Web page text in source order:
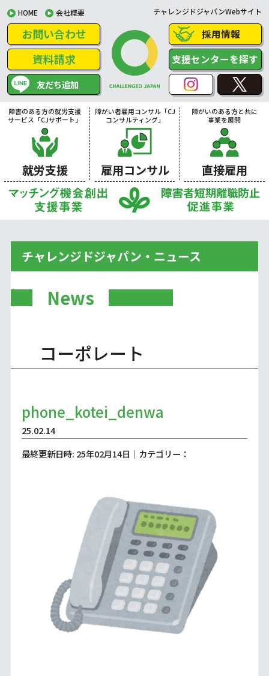
HOME 会社概要 チャレンジドジャパンWebサイト
お問い合わせ
資料請求
友だち追加
採用情報
支援センターを探す
障害のある方の就労支援
サービス「CJサポート」
就労支援
障がい者雇用コンサル「CJ
コンサルティング」
雇用コンサル
障がいのある方と共に
事業を展開
直接雇用
チャレンジドジャパン・ニュース
News
コーポレート
phone_kotei_denwa
25.02.14
最終更新日時: 25年02月14日｜カテゴリー：